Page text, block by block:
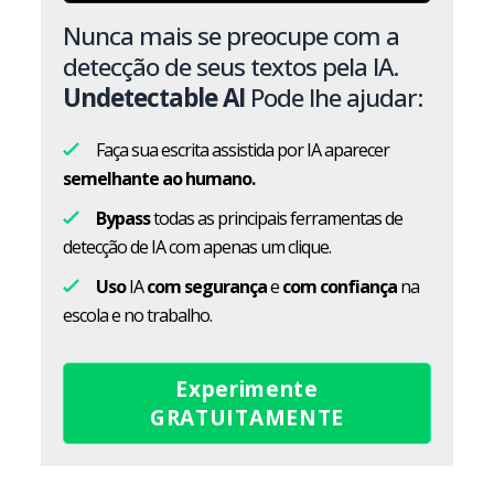
Nunca mais se preocupe com a
detecção de seus textos pela IA.
Undetectable AI Pode lhe ajudar:
Faça sua escrita assistida por IA aparecer
semelhante ao humano.
Bypasstodas as principais ferramentas de
detecção de IA com apenas um clique.
UsoIAcom segurançaecom confiançana
escola e no trabalho.
Experimente
GRATUITAMENTE